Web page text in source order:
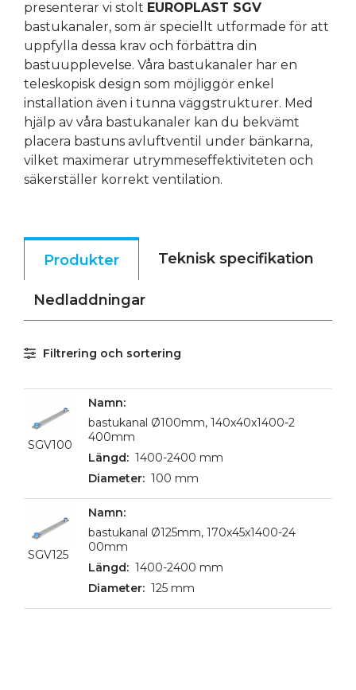
presenterar vi stolt EUROPLAST SGV
bastukanaler, som är speciellt utformade för att
uppfylla dessa krav och förbättra din
bastuupplevelse. Våra bastukanaler har en
teleskopisk design som möjliggör enkel
installation även i tunna väggstrukturer. Med
hjälp av våra bastukanaler kan du bekvämt
placera bastuns avluftventil under bänkarna,
vilket maximerar utrymmeseffektiviteten och
säkerställer korrekt ventilation.
Produkter Teknisk specifikation
Nedladdningar
Filtrering och sortering
SGV100
bastukanal Ø100mm, 140x40x1400-2
400mm
1400-2400 mm
100 mm
SGV125
bastukanal Ø125mm, 170x45x1400-24
00mm
1400-2400 mm
125 mm